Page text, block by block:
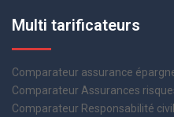
Multi tarificateurs
Comparateur assurance
Comparateur Assurances
Comparateur Responsabilité